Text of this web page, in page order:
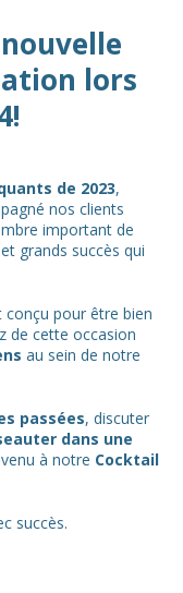
lors
de 2023,
nos clients
important de
grands succès qui
pour être bien
de cette occasion
au sein de notre
passées, discuter
dans une
à notre Cocktail
succès.